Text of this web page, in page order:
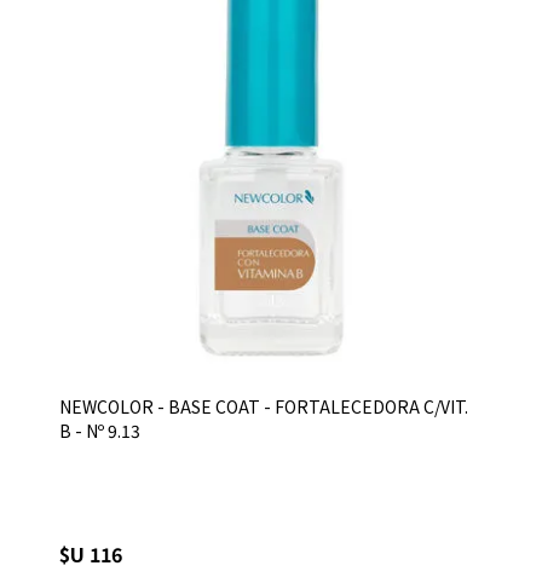
NEWCOLOR - BASE COAT - FORTALECEDORA C/VIT.
B - Nº 9.13
$U 116